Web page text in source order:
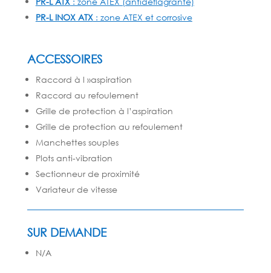
PR-L INOX ATX: zone ATEX et corrosive
ACCESSOIRES
Raccord à l »aspiration
Raccord au refoulement
Grille de protection à l’aspiration
Grille de protection au refoulement
Manchettes souples
Plots anti-vibration
Sectionneur de proximité
Variateur de vitesse
SUR DEMANDE
N/A